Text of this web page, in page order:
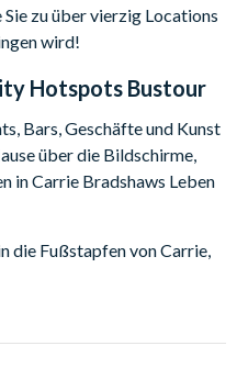
zu über vierzig Locations
wird!
Hotspots Bustour
Bars, Geschäfte und Kunst
über die Bildschirme,
in Carrie Bradshaws Leben
die Fußstapfen von Carrie,
treten. Trinken Sie einen
oder shoppen Sie in den